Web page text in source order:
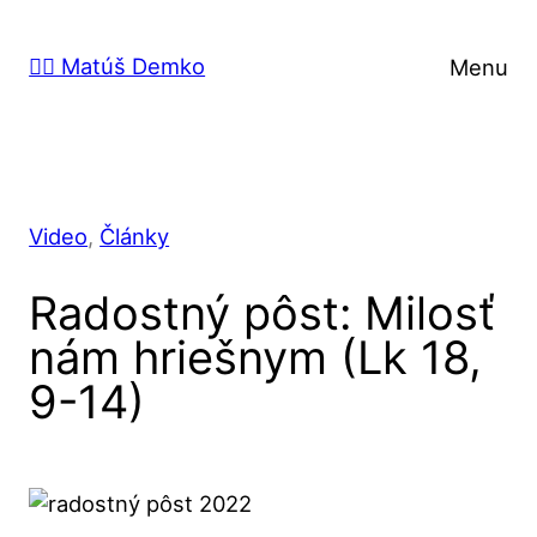
na🙋‍♂️ Matúš Demko Menu
Video, Články
Radostný pôst: Milosť
nám hriešnym (Lk 18,
9-14)